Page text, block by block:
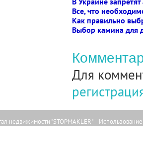
Все, что
Как правильно
Выбор камина для
Для
недвижимости "STOPMAKLER"